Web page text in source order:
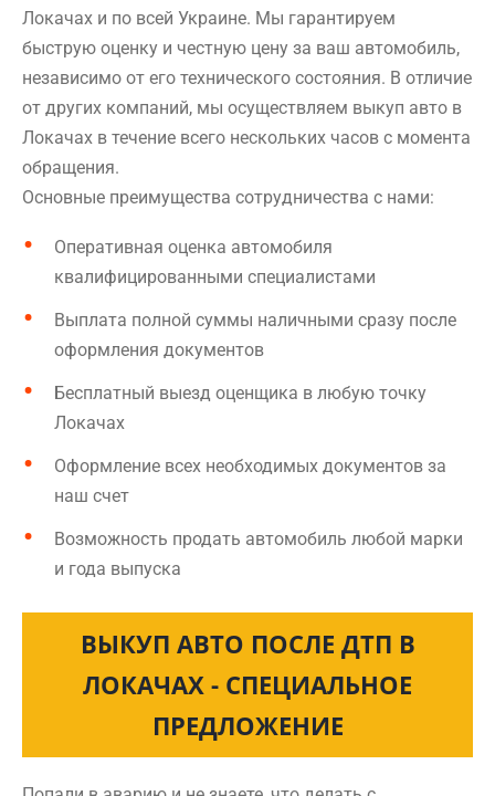
Локачах и по всей Украине. Мы гарантируем
быструю оценку и честную цену за ваш автомобиль,
независимо от его технического состояния. В отличие
от других компаний, мы осуществляем выкуп авто в
Локачах в течение всего нескольких часов с момента
обращения.
Основные преимущества сотрудничества с нами:
Оперативная оценка автомобиля
квалифицированными специалистами
Выплата полной суммы наличными сразу после
оформления документов
Бесплатный выезд оценщика в любую точку
Локачах
Оформление всех необходимых документов за
наш счет
Возможность продать автомобиль любой марки
и года выпуска
ВЫКУП АВТО ПОСЛЕ ДТП В
ЛОКАЧАХ - СПЕЦИАЛЬНОЕ
ПРЕДЛОЖЕНИЕ